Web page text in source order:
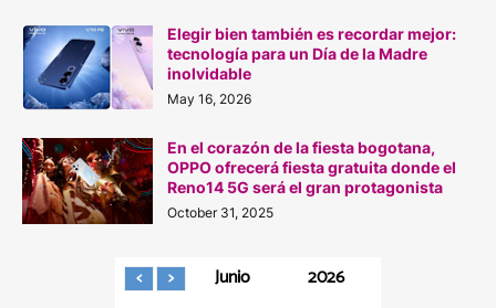
Elegir bien también es recordar mejor:
tecnología para un Día de la Madre
inolvidable
May 16, 2026
En el corazón de la fiesta bogotana,
OPPO ofrecerá fiesta gratuita donde el
Reno14 5G será el gran protagonista
October 31, 2025
Junio 2026